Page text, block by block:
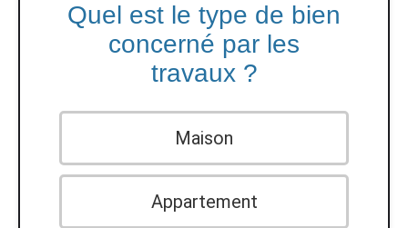
Quel est le type de bien
concerné par les
travaux ?
Maison
Appartement